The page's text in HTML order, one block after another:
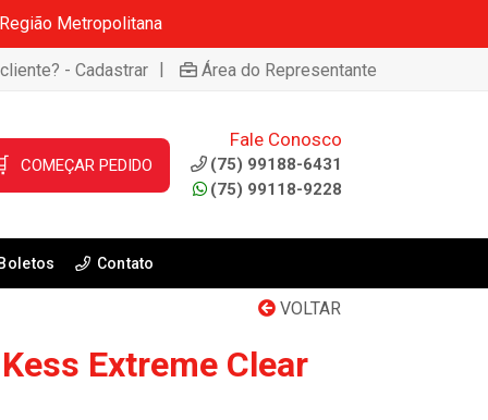
Metropolitana
- Cadastrar | Área do Representante
COMEÇAR PEDIDO
Fale Conosco
(75) 99188-6431
(75) 99118-9228
Boletos Contato
VOLTAR
Extreme Clear